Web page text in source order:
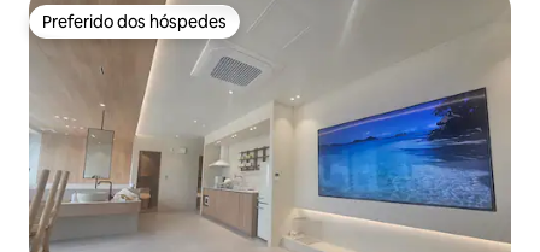
Preferido dos hóspedes
Preferido dos hóspedes